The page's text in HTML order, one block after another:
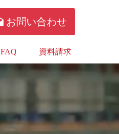
お問い合わせ
FAQ 資料請求